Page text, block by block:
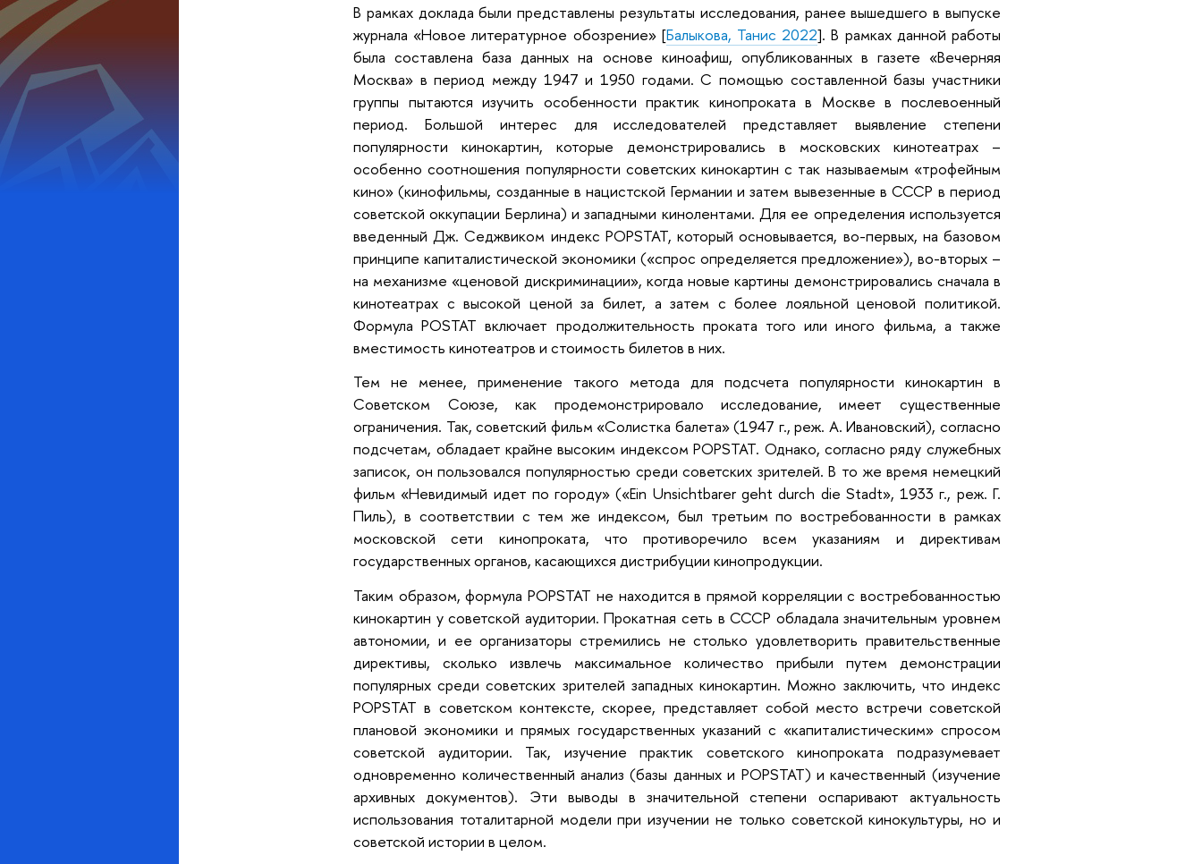
В рамках доклада были представлены результаты исследования, ранее вышедшего в выпуске
журнала «Новое литературное обозрение» [Балыкова, Танис 2022]. В рамках данной работы
была составлена база данных на основе киноафиш, опубликованных в газете «Вечерняя
Москва» в период между 1947 и 1950 годами. С помощью составленной базы участники
группы пытаются изучить особенности практик кинопроката в Москве в послевоенный
период. Большой интерес для исследователей представляет выявление степени
популярности кинокартин, которые демонстрировались в московских кинотеатрах –
особенно соотношения популярности советских кинокартин с так называемым «трофейным
кино» (кинофильмы, созданные в нацистской Германии и затем вывезенные в СССР в период
советской оккупации Берлина) и западными кинолентами. Для ее определения используется
введенный Дж. Седжвиком индекс POPSTAT, который основывается, во-первых, на базовом
принципе капиталистической экономики («спрос определяется предложение»), во-вторых –
на механизме «ценовой дискриминации», когда новые картины демонстрировались сначала в
кинотеатрах с высокой ценой за билет, а затем с более лояльной ценовой политикой.
Формула POSTAT включает продолжительность проката того или иного фильма, а также
вместимость кинотеатров и стоимость билетов в них.
Тем не менее, применение такого метода для подсчета популярности кинокартин в
Советском Союзе, как продемонстрировало исследование, имеет существенные
ограничения. Так, советский фильм «Солистка балета» (1947 г., реж. А. Ивановский), согласно
подсчетам, обладает крайне высоким индексом POPSTAT. Однако, согласно ряду служебных
записок, он пользовался популярностью среди советских зрителей. В то же время немецкий
фильм «Невидимый идет по городу» («Ein Unsichtbarer geht durch die Stadt», 1933 г., реж. Г.
Пиль), в соответствии с тем же индексом, был третьим по востребованности в рамках
московской сети кинопроката, что противоречило всем указаниям и директивам
государственных органов, касающихся дистрибуции кинопродукции.
Таким образом, формула POPSTAT не находится в прямой корреляции с востребованностью
кинокартин у советской аудитории. Прокатная сеть в СССР обладала значительным уровнем
автономии, и ее организаторы стремились не столько удовлетворить правительственные
директивы, сколько извлечь максимальное количество прибыли путем демонстрации
популярных среди советских зрителей западных кинокартин. Можно заключить, что индекс
POPSTAT в советском контексте, скорее, представляет собой место встречи советской
плановой экономики и прямых государственных указаний с «капиталистическим» спросом
советской аудитории. Так, изучение практик советского кинопроката подразумевает
одновременно количественный анализ (базы данных и POPSTAT) и качественный (изучение
архивных документов). Эти выводы в значительной степени оспаривают актуальность
использования тоталитарной модели при изучении не только советской кинокультуры, но и
советской истории в целом.